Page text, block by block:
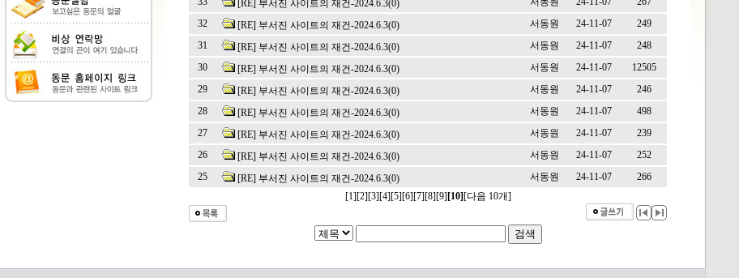
[RE] 부서진 사이트의 재건-2024.6.3(0)
32
[RE] 부서진 사이트의 재건-2024.6.3(0) 서동원 24-11-07
249
31
[RE] 부서진 사이트의 재건-2024.6.3(0) 서동원 24-11-07
248
30
[RE] 부서진 사이트의 재건-2024.6.3(0) 서동원 24-11-07
12505
29
[RE] 부서진 사이트의 재건-2024.6.3(0) 서동원 24-11-07
246
28
[RE] 부서진 사이트의 재건-2024.6.3(0) 서동원 24-11-07
498
27
[RE] 부서진 사이트의 재건-2024.6.3(0) 서동원 24-11-07
239
26
[RE] 부서진 사이트의 재건-2024.6.3(0) 서동원 24-11-07
252
25
[RE] 부서진 사이트의 재건-2024.6.3(0) 서동원 24-11-07
266
[1][2][3][4][5][6][7][8][9] [10] [다음 10개]